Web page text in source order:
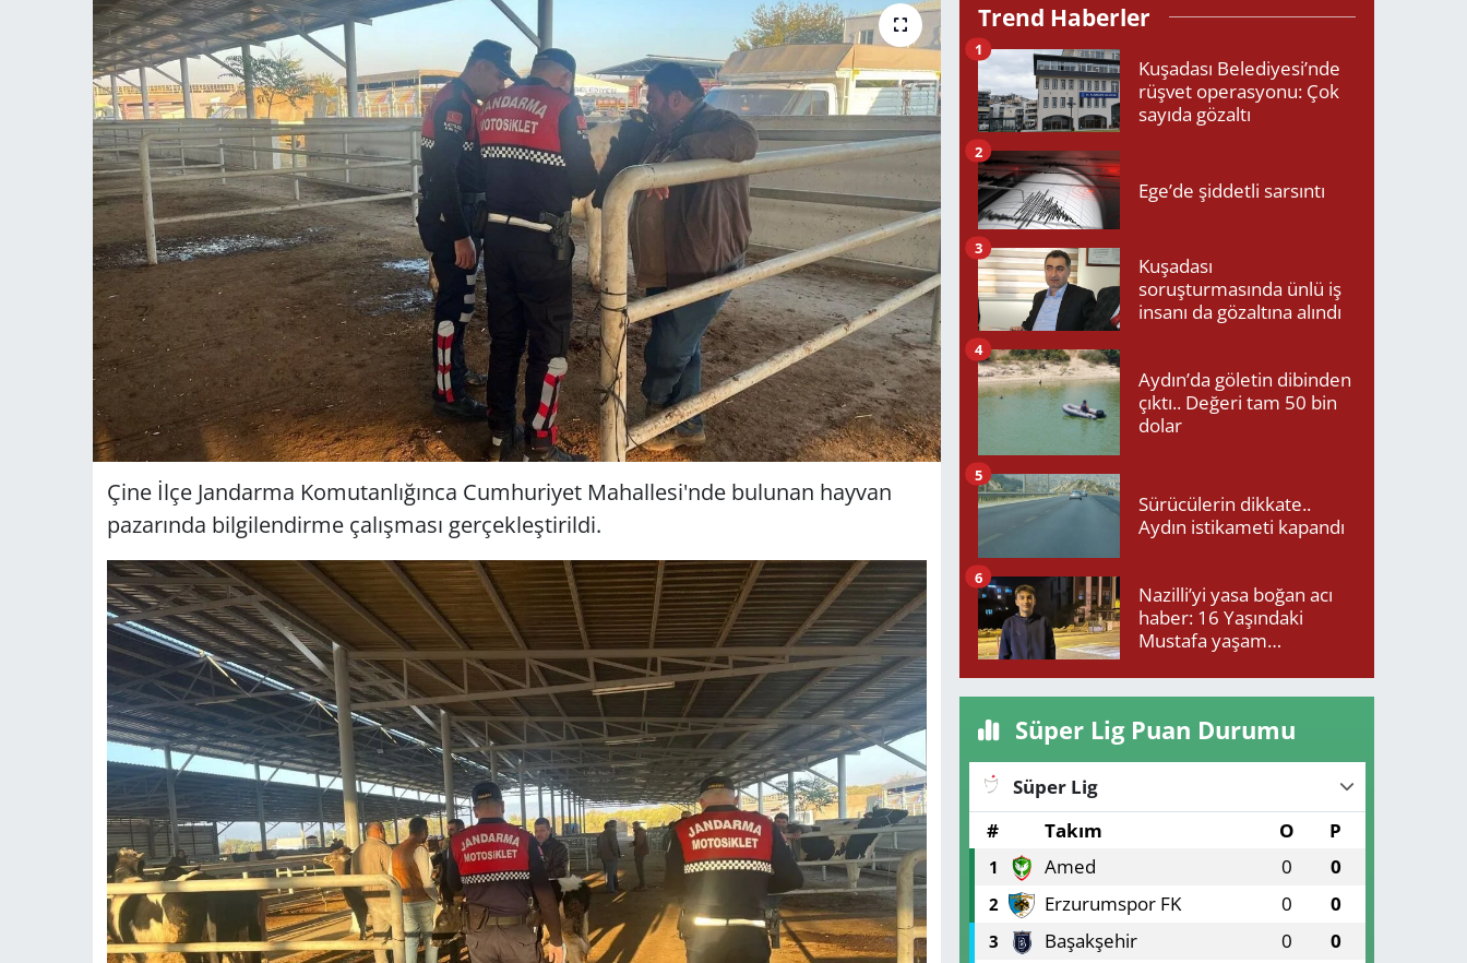
Çine İlçe Jandarma Komutanlığınca Cumhuriyet Mahallesi'nde bulunan hayvan
pazarında bilgilendirme çalışması gerçekleştirildi.
Trend Haberler
Kuşadası Belediyesi’nde
rüşvet operasyonu: Çok
sayıda gözaltı
1
Ege’de şiddetli sarsıntı
2
Kuşadası
soruşturmasında ünlü iş
insanı da gözaltına alındı
3
Aydın’da göletin dibinden
çıktı.. Değeri tam 50 bin
dolar
4
Sürücülerin dikkate..
Aydın istikameti kapandı
5
Nazilli’yi yasa boğan acı
haber: 16 Yaşındaki
Mustafa yaşam
6
Süper Lig Puan Durumu
Süper Lig
#
Takım O P
1 Amed 0 0
2 Erzurumspor FK 0 0
3 Başakşehir 0 0